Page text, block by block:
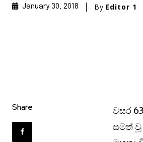
January 30, 2018 By Editor 1
Share
වසර
සමත්